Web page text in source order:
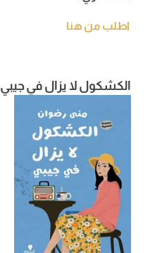
اطلب من هنا
الكشكول لا يزال في جيبي